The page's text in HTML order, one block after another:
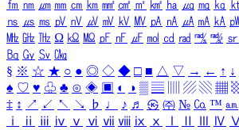
㎙ ㎚ ㎛ ㎜ ㎝ ㎞ ㎟ ㎠ ㎡ ㎢ ㏊ ㎍ ㎎ ㎏
㎱ ㎲ ㎳ ㎴ ㎵ ㎶ ㎷ ㎸ ㎹ ㎀ ㎁ ㎂ ㎃ ㎄
㎒ ㎓ ㎔ Ω ㏀ ㏁ ㎊ ㎋ ㎌ ㏖ ㏅ ㎭ ㎮ ㎯ ㏛
㏃ ㏉ ㏜ ㏆
§ ※ ☆ ★ ○ ● ◎ ◇ ◆ □ ■ △ ▽ → ← ↑ ↓
♠ ♡ ♥ ♧ ♣ ⊙ ◈ ▣ ◐ ◑ ▒ ▤ ▨ ▧ ▦
‡ ↕ ↗ ↙ ↖ ↘ ♭ ♩ ♪ ♬ ㉿ ㈜ № ㏇ ™ ㏂
ⅰ
ⅱ ⅲ ⅳ ⅴ ⅵ ⅶ ⅷ ⅸ ⅹ Ⅳ Ⅴ